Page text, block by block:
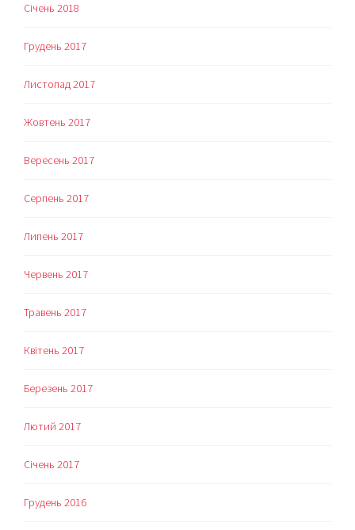
Січень 2018
Грудень 2017
Листопад 2017
Жовтень 2017
Вересень 2017
Серпень 2017
Липень 2017
Червень 2017
Травень 2017
Квітень 2017
Березень 2017
Лютий 2017
Січень 2017
Грудень 2016